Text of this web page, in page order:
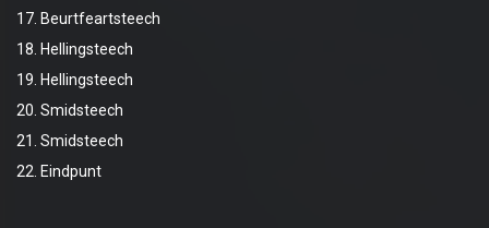
17. Beurtfeartsteech
18. Hellingsteech
19. Hellingsteech
20. Smidsteech
21. Smidsteech
22. Eindpunt